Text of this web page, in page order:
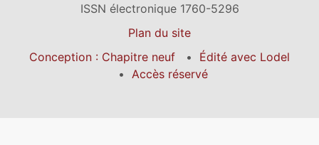
ISSN électronique 1760-5296
Plan du site
Conception : Chapitre neuf
Édité avec Lodel
Accès réservé